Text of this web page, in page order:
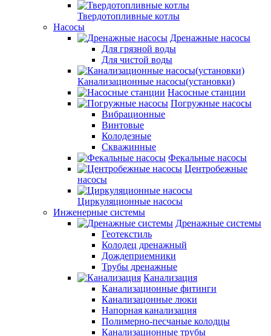
Твердотопливные котлы
Насосы
Дренажные насосы
Для грязной воды
Для чистой воды
Канализационные насосы(установки)
Насосные станции
Погружные насосы
Вибрационные
Винтовые
Колодезные
Скважинные
Фекальные насосы
Центробежные
насосы
Циркуляционные насосы
Инженерные системы
Дренажные системы
Геотекстиль
Колодец дренажный
Дождеприемники
Трубы дренажные
Канализация
Канализационные фитинги
Канализацонные люки
Напорная канализация
Полимерно-песчаные колодцы
Канализационные трубы